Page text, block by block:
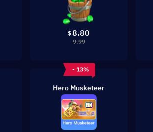
$8.80
9.99
- 13%
Hero Musketeer